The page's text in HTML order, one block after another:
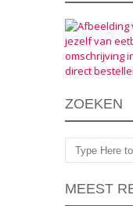
ZOEKEN
Zoeken
MEEST